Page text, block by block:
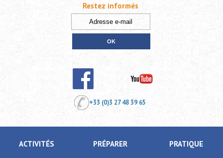
+33 (0)3 27 48 39 65
ACTIVITÉS PRÉPARER PRATIQUE
Restez informés